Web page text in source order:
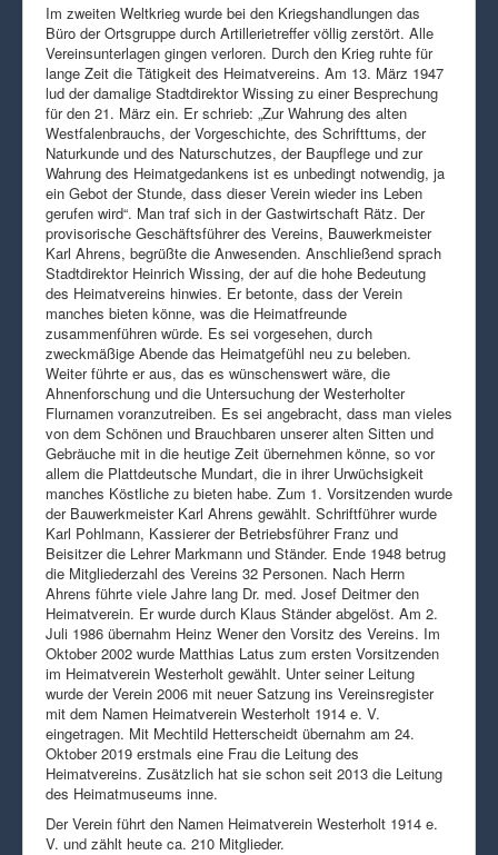
Im zweiten Weltkrieg wurde bei den Kriegshandlungen das
Büro der Ortsgruppe durch Artillerietreffer völlig zerstört. Alle
Vereinsunterlagen gingen verloren. Durch den Krieg ruhte für
lange Zeit die Tätigkeit des Heimatvereins. Am 13. März 1947
lud der damalige Stadtdirektor Wissing zu einer Besprechung
für den 21. März ein. Er schrieb: „Zur Wahrung des alten
Westfalenbrauchs, der Vorgeschichte, des Schrifttums, der
Naturkunde und des Naturschutzes, der Baupflege und zur
Wahrung des Heimatgedankens ist es unbedingt notwendig, ja
ein Gebot der Stunde, dass dieser Verein wieder ins Leben
gerufen wird“. Man traf sich in der Gastwirtschaft Rätz. Der
provisorische Geschäftsführer des Vereins, Bauwerkmeister
Karl Ahrens, begrüßte die Anwesenden. Anschließend sprach
Stadtdirektor Heinrich Wissing, der auf die hohe Bedeutung
des Heimatvereins hinwies. Er betonte, dass der Verein
manches bieten könne, was die Heimatfreunde
zusammenführen würde. Es sei vorgesehen, durch
zweckmäßige Abende das Heimatgefühl neu zu beleben.
Weiter führte er aus, das es wünschenswert wäre, die
Ahnenforschung und die Untersuchung der Westerholter
Flurnamen voranzutreiben. Es sei angebracht, dass man vieles
von dem Schönen und Brauchbaren unserer alten Sitten und
Gebräuche mit in die heutige Zeit übernehmen könne, so vor
allem die Plattdeutsche Mundart, die in ihrer Urwüchsigkeit
manches Köstliche zu bieten habe. Zum 1. Vorsitzenden wurde
der Bauwerkmeister Karl Ahrens gewählt. Schriftführer wurde
Karl Pohlmann, Kassierer der Betriebsführer Franz und
Beisitzer die Lehrer Markmann und Ständer. Ende 1948 betrug
die Mitgliederzahl des Vereins 32 Personen. Nach Herrn
Ahrens führte viele Jahre lang Dr. med. Josef Deitmer den
Heimatverein. Er wurde durch Klaus Ständer abgelöst. Am 2.
Juli 1986 übernahm Heinz Wener den Vorsitz des Vereins. Im
Oktober 2002 wurde Matthias Latus zum ersten Vorsitzenden
im Heimatverein Westerholt gewählt. Unter seiner Leitung
wurde der Verein 2006 mit neuer Satzung ins Vereinsregister
mit dem Namen Heimatverein Westerholt 1914 e. V.
eingetragen. Mit Mechtild Hetterscheidt übernahm am 24.
Oktober 2019 erstmals eine Frau die Leitung des
Heimatvereins. Zusätzlich hat sie schon seit 2013 die Leitung
des Heimatmuseums inne.
Der Verein führt den Namen Heimatverein Westerholt 1914 e.
V. und zählt heute ca. 210 Mitglieder.